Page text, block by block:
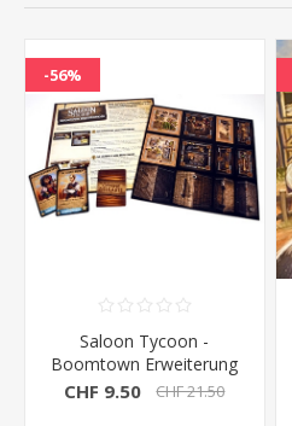
-56%
Saloon Tycoon -
Boomtown Erweiterung
(Spieleschmiede)
CHF 9.50 CHF 21.50